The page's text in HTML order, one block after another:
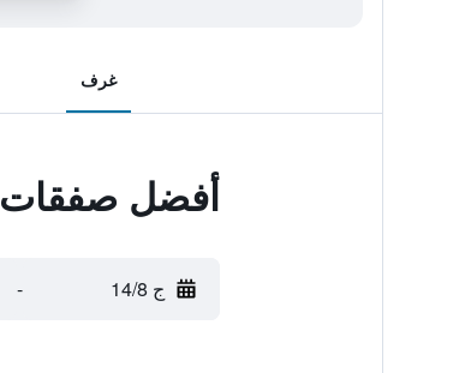
غرف
أفضل صفقات 24 جيست هاوس مييونجدونج تاون
ج 14/8 -